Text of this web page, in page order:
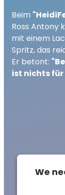
Beim
Ross Antony
mit einem
Spritz, das
Er betont:
ist nichts für
We